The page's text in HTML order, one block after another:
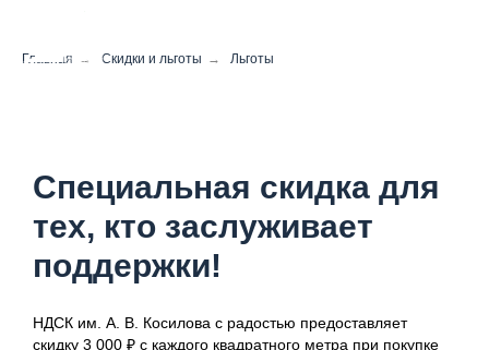
Главная → Скидки и льготы → Льготы
Специальная скидка для
тех, кто заслуживает
поддержки!
НДСК им. А. В. Косилова с радостью предоставляет
скидку 3 000 ₽ с каждого квадратного метра при покупке